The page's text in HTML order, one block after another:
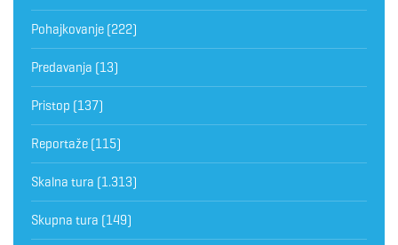
Pohajkovanje (222)
Predavanja (13)
Pristop (137)
Reportaže (115)
Skalna tura (1.313)
Skupna tura (149)